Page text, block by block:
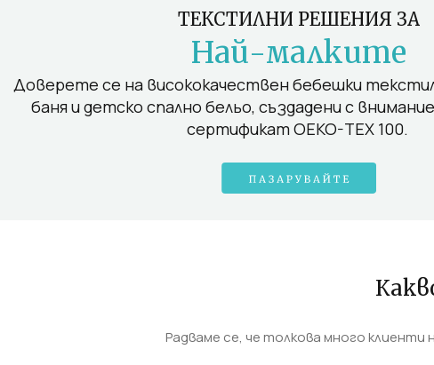
ТЕКСТИЛНИ РЕШЕНИЯ ЗА
Най-малките
Доверете се на висококачествен бебешки
баня и детско спално бельо, създадени с
сертификат OEKO-TEX 100.
Радваме се, че толкова много